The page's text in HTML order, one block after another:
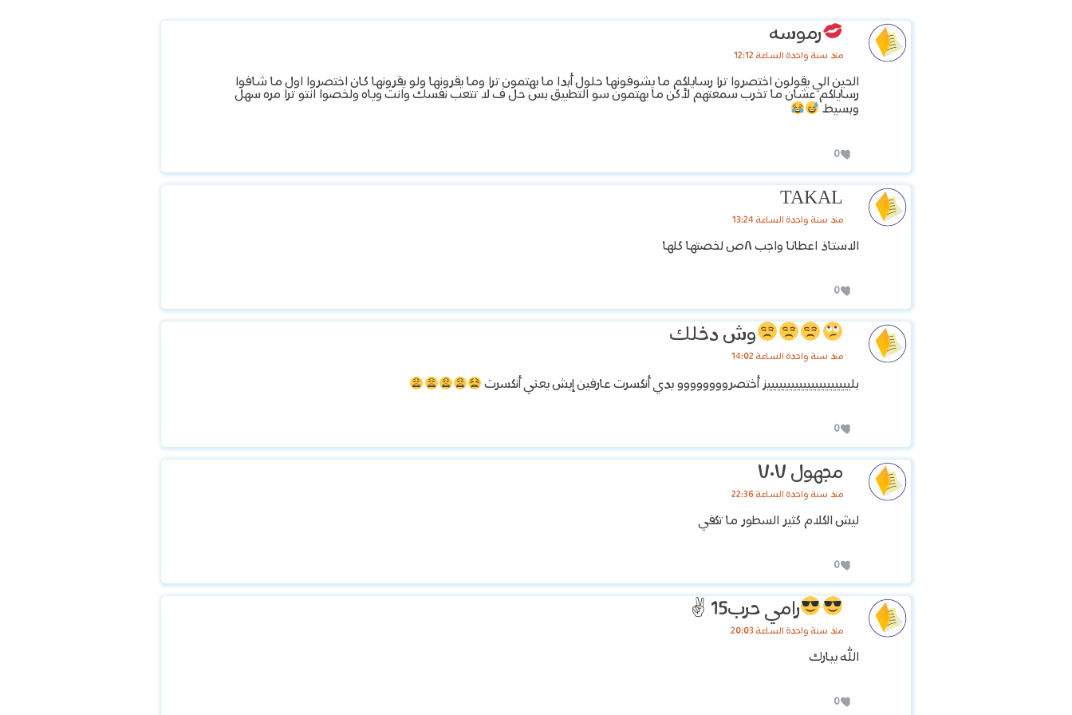
رموسه
منذ سنة واحدة الساعة 12:12
الحين الي يقولون اختصروا ترا رسايلكم ما يشوفونها حلول أبدا ما يهتمون ترا وما يقرونها ولو يقرونها كان اختصروا اول ما شافوا
رسايلكم عشان ما تخرب سمعتهم لأكن ما يهتمون سو التطبيق بس حل ف لا تتعب نفسك وانت وياه ولخصوا انتو ترا مره سهل
وبسيط
0
TAKAL
منذ سنة واحدة الساعة 13:24
الاستاذ اعطانا واجب ٨ص لخصتها كلها
0
وش دخلك
منذ سنة واحدة الساعة 14:02
بليييييييييييييييييييييز أختصروووووووو يدي أنكسرت عارفين إيش يعني أنكسرت
0
مجهول ٧٠٧
منذ سنة واحدة الساعة 22:36
ليش الكلام كثير السطور ما تكفي
0
رامي حرب15 ✌
منذ سنة واحدة الساعة 20:03
الله يبارك
0